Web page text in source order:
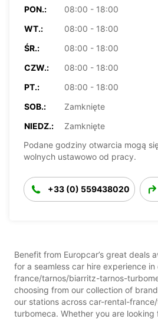
PON.:
08:00 - 18:00
WT.:
08:00 - 18:00
ŚR.:
08:00 - 18:00
CZW.:
08:00 - 18:00
PT.:
08:00 - 18:00
SOB.:
Zamknięte
NIEDZ.:
Zamknięte
Podane godziny otwarcia mogą
wolnych ustawowo od pracy.
+33 (0) 559438020
Benefit from Europcar’s great deals
for a seamless car hire experience
france/tarnos/biarritz-tarnos-
choosing from our collection of
our stations across car-rental-
turbomeca. Whether you are